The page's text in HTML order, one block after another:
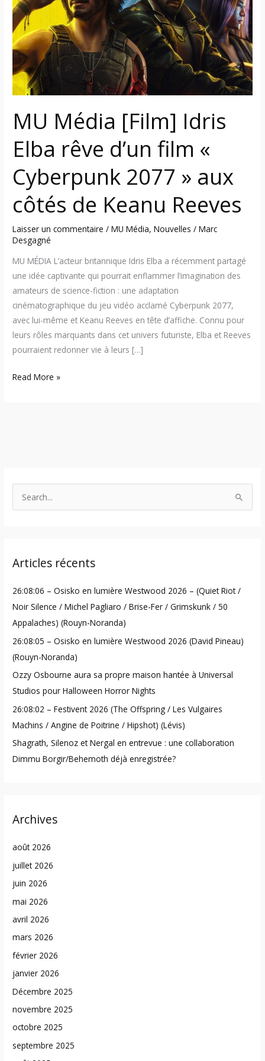
MU Média [Film] Idris
Elba rêve d’un film «
Cyberpunk 2077 » aux
côtés de Keanu Reeves
Laisser un commentaire /MU Média,Nouvelles /Marc
Desgagné
MU MÉDIA L’acteur britannique Idris Elba a récemment partagé
une idée captivante qui pourrait enflammer l’imagination des
amateurs de science-fiction : une adaptation
cinématographique du jeu vidéo acclamé Cyberpunk 2077,
avec lui-même et Keanu Reeves en tête d’affiche. Connu pour
leurs rôles marquants dans cet univers futuriste, Elba et Reeves
pourraient redonner vie à leurs […]
Idris
Elba
rêve
d’un
film
«
Cyberpunk
côtés
de
Keanu
Reeves
Read More »
c
f
o
r
:
Articles récents
26:08:06 – Osisko en lumière Westwood 2026 – (Quiet Riot /
Noir Silence / Michel Pagliaro / Brise-Fer / Grimskunk / 50
Appalaches) (Rouyn-Noranda)
26:08:05 – Osisko en lumière Westwood 2026 (David Pineau)
(Rouyn-Noranda)
Ozzy Osbourne aura sa propre maison hantée à Universal
Studios pour Halloween Horror Nights
26:08:02 – Festivent 2026 (The Offspring / Les Vulgaires
Machins / Angine de Poitrine / Hipshot) (Lévis)
Shagrath, Silenoz et Nergal en entrevue : une collaboration
Dimmu Borgir/Behemoth déjà enregistrée?
Archives
août 2026
juillet 2026
juin 2026
mai 2026
avril 2026
mars 2026
février 2026
janvier 2026
Décembre 2025
novembre 2025
octobre 2025
septembre 2025